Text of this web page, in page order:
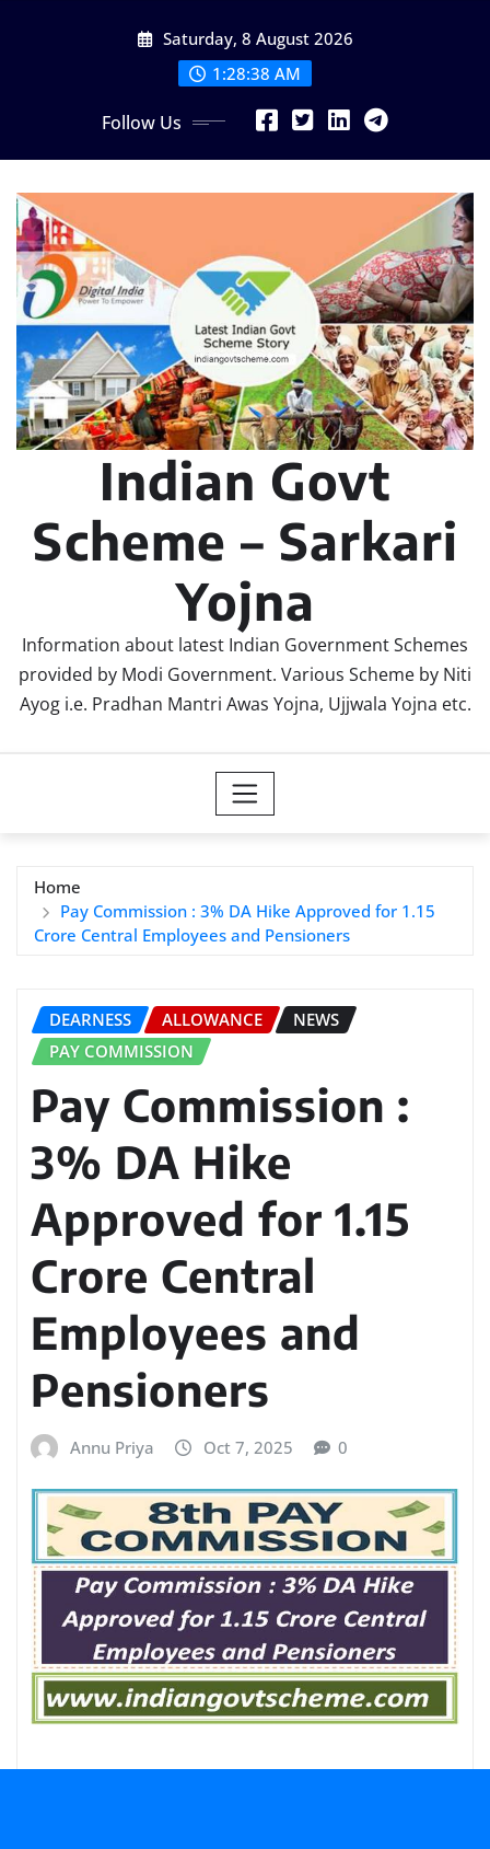
Saturday, 8 August 2026
1:28:40 AM
Follow Us
Indian Govt
Scheme – Sarkari
Yojna
Information about latest Indian Government Schemes
provided by Modi Government. Various Scheme by Niti
Ayog i.e. Pradhan Mantri Awas Yojna, Ujjwala Yojna etc.
Home
Pay Commission : 3% DA Hike Approved for 1.15
Crore Central Employees and Pensioners
DEARNESS ALLOWANCE
NEWS
PAY COMMISSION
Pay Commission :
3% DA Hike
Approved for 1.15
Crore Central
Employees and
Pensioners
Annu Priya Oct 7, 2025 0